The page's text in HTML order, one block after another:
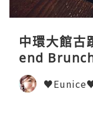
中環大館古
end